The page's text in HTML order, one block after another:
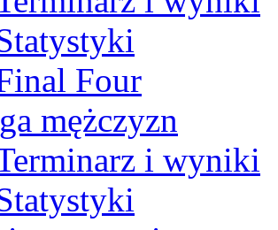
Four
mężczyzn
i wyniki